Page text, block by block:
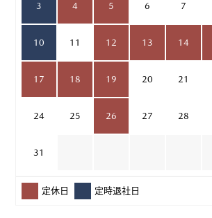
3 4 5 6 7
10 11 12 13 14
17 18 19 20 21
24 25 26 27 28
31
定休日 定時退社日